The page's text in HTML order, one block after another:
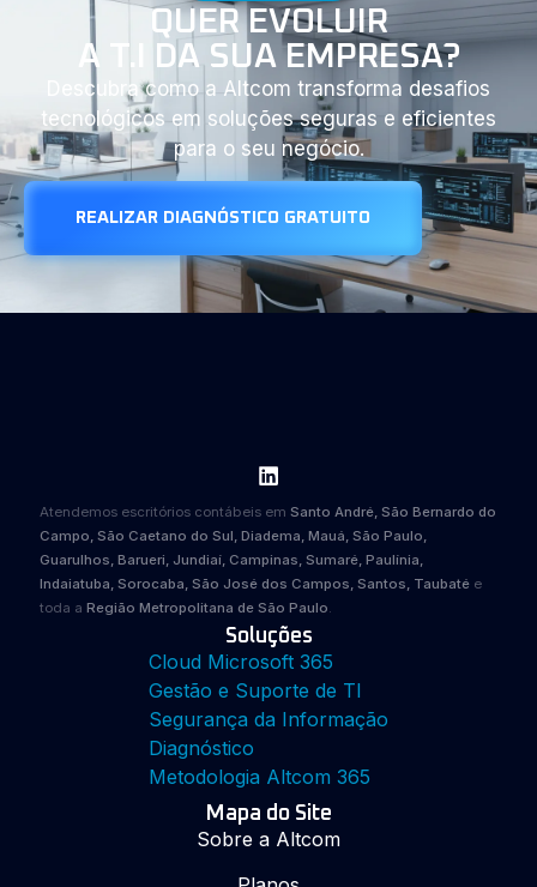
QUER EVOLUIR
A T.I DA SUA EMPRESA?
Descubra como a Altcom transforma desafios
tecnológicos em soluções seguras e eficientes
para o seu negócio.
REALIZAR DIAGNÓSTICO GRATUITO
Atendemos escritórios contábeis em Santo André, São Bernardo do
Campo, São Caetano do Sul, Diadema, Mauá, São Paulo,
Guarulhos, Barueri, Jundiaí, Campinas, Sumaré, Paulínia,
Indaiatuba, Sorocaba, São José dos Campos, Santos, Taubaté e
toda a Região Metropolitana de São Paulo.
Soluções
Cloud Microsoft 365
Gestão e Suporte de TI
Segurança da Informação
Diagnóstico
Metodologia Altcom 365
Mapa do Site
Sobre a Altcom